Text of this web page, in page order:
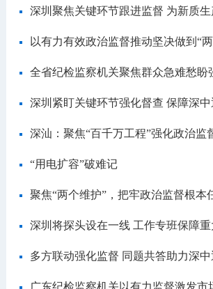
以有力有效政治监督推动坚决做到“
深汕：聚焦“百千万工程”强化政治监
“用电扩容”破难记
聚焦“两个维护”，把牢政治监督根本
深圳将探头设在一线 工作专班保障
多方联动强化监督 同题共答助力深